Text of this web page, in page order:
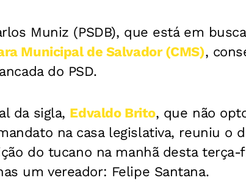
Muniz (PSDB), que está em
Municipal de Salvador (CMS),
do PSD.
da sigla, Edvaldo Brito, que não
na casa legislativa, reuniu o
do tucano na manhã desta terça-
um vereador: Felipe Santana.